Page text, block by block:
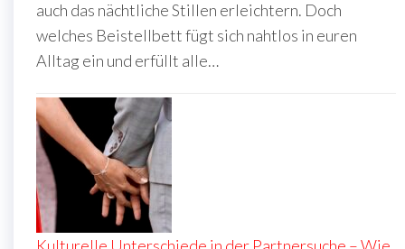
auch das nächtliche Stillen erleichtern. Doch
welches Beistellbett fügt sich nahtlos in euren
Alltag ein und erfüllt alle…